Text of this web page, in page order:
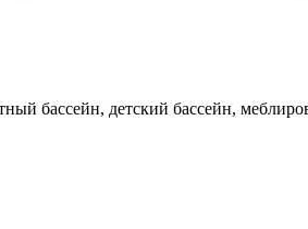
бассейн, детский бассейн,